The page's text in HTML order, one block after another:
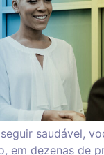
saudável,
em dezenas de